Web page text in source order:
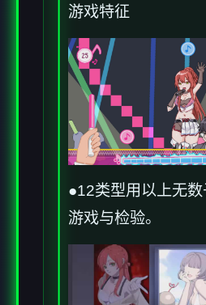
游戏特征
●12类型用以上无
游戏与检验。